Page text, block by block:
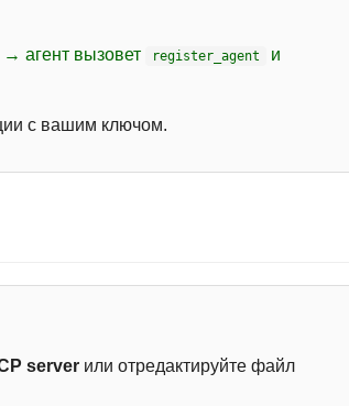
агент вызовет register_agent
и
с вашим ключом.
server или отредактируйте файл